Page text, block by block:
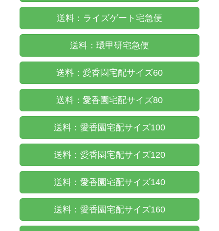
送料：ライズゲート宅急便
送料：環甲研宅急便
送料：愛香園宅配サイズ60
送料：愛香園宅配サイズ80
送料：愛香園宅配サイズ100
送料：愛香園宅配サイズ120
送料：愛香園宅配サイズ140
送料：愛香園宅配サイズ160